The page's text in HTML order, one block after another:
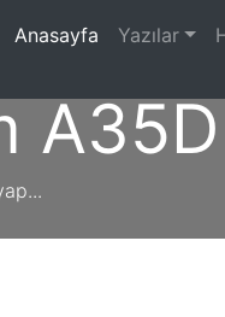
A35D
Anasayfa (current)
Yazılar